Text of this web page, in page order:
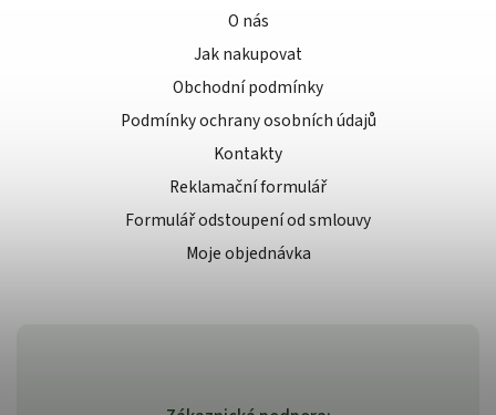
O nás
Jak nakupovat
Obchodní podmínky
Podmínky ochrany osobních údajů
Kontakty
Reklamační formulář
Formulář odstoupení od smlouvy
Moje objednávka